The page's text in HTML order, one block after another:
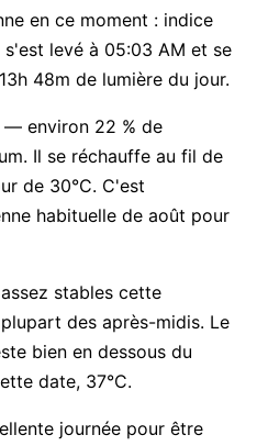
en ce moment : indice
s'est levé à 05:03 AM et se
48m de lumière du jour.
— environ 22 % de
Il se réchauffe au fil de
de 30°C. C'est
habituelle de août pour
stables cette
des après-midis. Le
bien en dessous du
date, 37°C.
journée pour être